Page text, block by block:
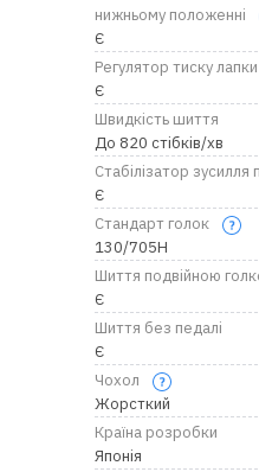
нижньому положенні
Є
Регулятор тиску лапки
Є
Швидкість шиття
До 820 стібків/хв
Стабілізатор зусилля
Є
Стандарт голок
130/705H
Шиття подвійною
Є
Шиття без педалі
Є
Чохол
Жорсткий
Країна розробки
Японія